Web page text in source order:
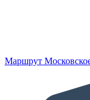
Маршрут